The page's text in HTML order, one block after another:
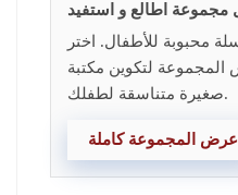
مجموعة اطالع و استفيد
محبوبة للأطفال. اختر
لتكوين مكتبة
صغيرة متناسقة لطفلك.
عرض المجموعة كاملة